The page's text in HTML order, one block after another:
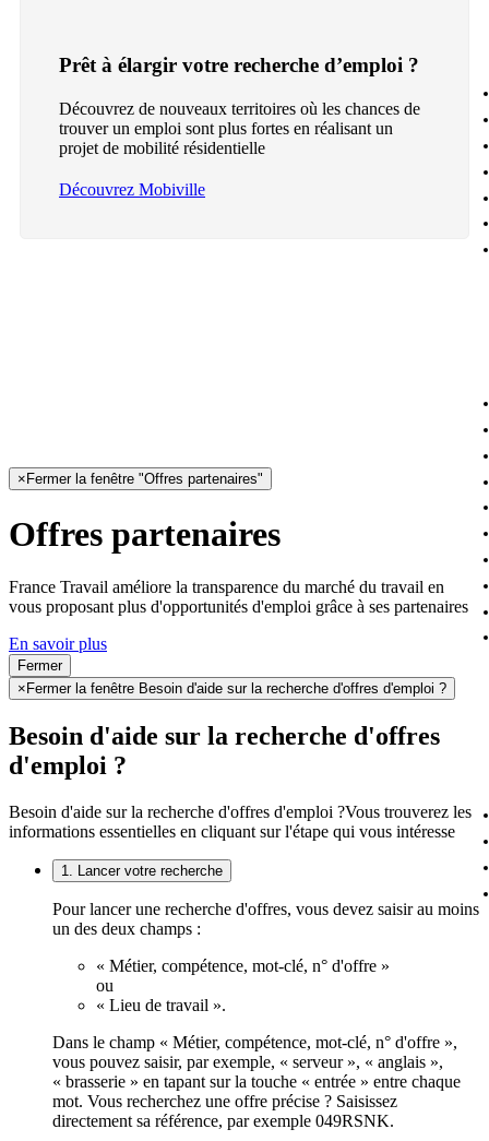
Prêt à élargir votre recherche d’emploi ?
Découvrez de nouveaux territoires où les chances de
trouver un emploi sont plus fortes en réalisant un
projet de mobilité résidentielle
Découvrez Mobiville
× Fermer la fenêtre "Offres partenaires"
Offres partenaires
France Travail améliore la transparence du marché du travail en
vous proposant plus d'opportunités d'emploi grâce à ses partenaires
En savoir plus
Fermer
× Fermer la fenêtre Besoin d'aide sur la recherche d'offres d'emploi ?
Besoin d'aide sur la recherche d'offres
d'emploi ?
Besoin d'aide sur la recherche d'offres d'emploi ?Vous trouverez les
informations essentielles en cliquant sur l'étape qui vous intéresse
1. Lancer votre recherche
Pour lancer une recherche d'offres, vous devez saisir au moins
un des deux champs :
« Métier, compétence, mot-clé, n° d'offre »
ou
« Lieu de travail ».
Dans le champ « Métier, compétence, mot-clé, n° d'offre »,
vous pouvez saisir, par exemple, « serveur », « anglais »,
« brasserie » en tapant sur la touche « entrée » entre chaque
mot. Vous recherchez une offre précise ? Saisissez
directement sa référence, par exemple 049RSNK.